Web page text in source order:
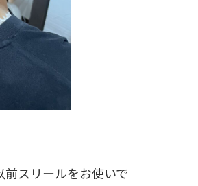
前スリールをお使いで